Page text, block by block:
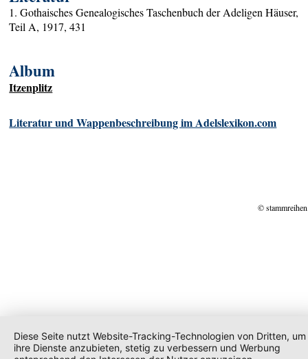
1. Gothaisches Genealogisches Taschenbuch der Adeligen Häuser,
Teil A, 1917, 431
Album
Itzenplitz
Literatur und Wappenbeschreibung im Adelslexikon.com
©
Diese Seite nutzt Website-Tracking-Technologien von Dritten, um
ihre Dienste anzubieten, stetig zu verbessern und Werbung